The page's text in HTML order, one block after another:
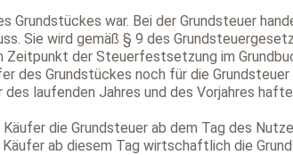
war. Bei der Grundsteuer
Sie wird gemäß § 9 des
der Steuerfestsetzung im
des Grundstückes noch für die
laufenden Jahres und des Vorjahres
die Grundsteuer ab dem Tag des
ab diesem Tag wirtschaftlich die